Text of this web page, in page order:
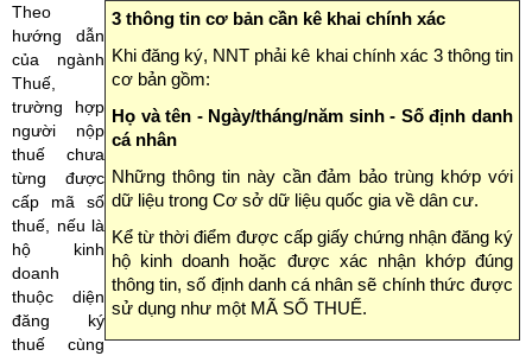
3 thông tin cơ bản cần kê khai chính xác
Khi đăng ký, NNT phải kê khai chính xác 3 thông tin
cơ bản gồm:
Họ và tên - Ngày/tháng/năm sinh - Số định danh
cá nhân
Những thông tin này cần đảm bảo trùng khớp với
dữ liệu trong Cơ sở dữ liệu quốc gia về dân cư.
Kể từ thời điểm được cấp giấy chứng nhận đăng ký
hộ kinh doanh hoặc được xác nhận khớp đúng
thông tin, số định danh cá nhân sẽ chính thức được
sử dụng như một MÃ SỐ THUẾ.
Theo
hướng dẫn
của ngành
Thuế,
trường hợp
người nộp
thuế chưa
từng được
cấp mã số
thuế, nếu là
hộ kinh
doanh
thuộc diện
đăng ký
thuế cùng